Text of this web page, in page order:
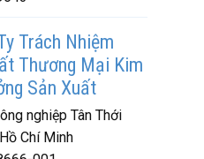
Trách Nhiệm
Thương Mại Kim
Sản Xuất
nghiệp Tân Thới
Chí Minh